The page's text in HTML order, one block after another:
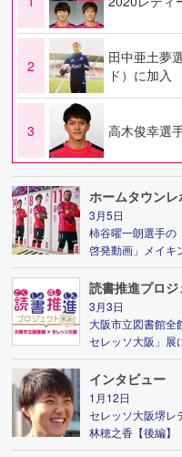
2
田中亜土夢
ド）に加入
3 高木俊幸選
ホームタウンレ
3月5日
柿谷曜一朗選手の
啓発動画」メイキ
読書推進プロジ
3月3日
大阪市立図書館全
セレッソ大阪」展
インタビュー
1月12日
セレッソ大阪堺レ
林穂之香【後編】